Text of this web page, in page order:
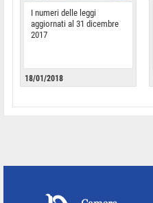
I numeri delle leggi
aggiornati al 31 dicembre
2017
18/01/2018